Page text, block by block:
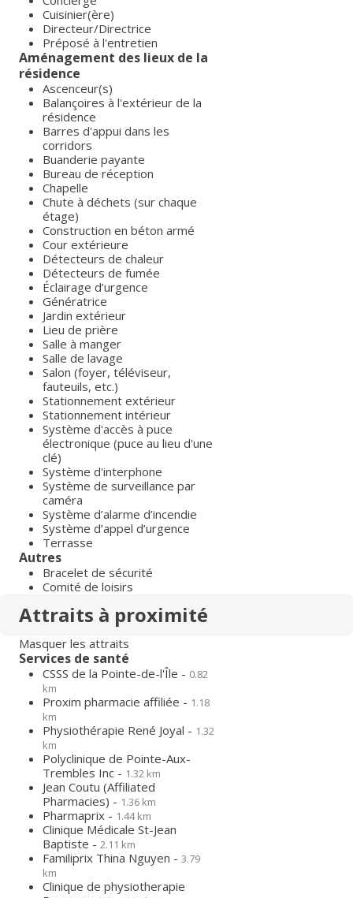
Cuisinier(ère)
Directeur/Directrice
Préposé à l'entretien
Aménagement des lieux de la
résidence
Ascenceur(s)
Balançoires à l'extérieur de la
résidence
Barres d'appui dans les
corridors
Buanderie payante
Bureau de réception
Chapelle
Chute à déchets (sur chaque
étage)
Construction en béton armé
Cour extérieure
Détecteurs de chaleur
Détecteurs de fumée
Éclairage d’urgence
Génératrice
Jardin extérieur
Lieu de prière
Salle à manger
Salle de lavage
Salon (foyer, téléviseur,
fauteuils, etc.)
Stationnement extérieur
Stationnement intérieur
Système d'accès à puce
électronique (puce au lieu d'une
clé)
Système d'interphone
Système de surveillance par
caméra
Système d’alarme d’incendie
Système d’appel d’urgence
Terrasse
Autres
Bracelet de sécurité
Comité de loisirs
Attraits à proximité
Masquer les attraits
Services de santé
CSSS de la Pointe-de-l'Île - 0.82
km
Proxim pharmacie affiliée - 1.18
km
Physiothérapie René Joyal - 1.32
km
Polyclinique de Pointe-Aux-
Trembles Inc - 1.32 km
Jean Coutu (Affiliated
Pharmacies) - 1.36 km
Pharmaprix - 1.44 km
Clinique Médicale St-Jean
Baptiste - 2.11 km
Familiprix Thina Nguyen - 3.79
km
Clinique de physiotherapie